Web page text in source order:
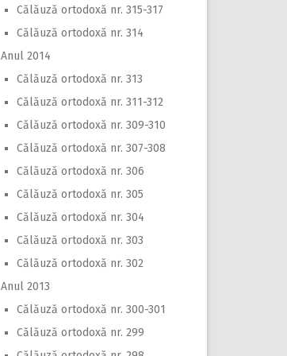
Călăuză ortodoxă nr. 315-317
Călăuză ortodoxă nr. 314
Anul 2014
Călăuză ortodoxă nr. 313
Călăuză ortodoxă nr. 311-312
Călăuză ortodoxă nr. 309-310
Călăuză ortodoxă nr. 307-308
Călăuză ortodoxă nr. 306
Călăuză ortodoxă nr. 305
Călăuză ortodoxă nr. 304
Călăuză ortodoxă nr. 303
Călăuză ortodoxă nr. 302
Anul 2013
Călăuză ortodoxă nr. 300-301
Călăuză ortodoxă nr. 299